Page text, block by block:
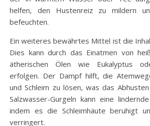
helfen, den Hustenreiz zu mildern
befeuchten.
Ein weiteres bewährtes Mittel ist die
Dies kann durch das Einatmen von
ätherischen Ölen wie Eukalyptus
erfolgen. Der Dampf hilft, die
und Schleim zu lösen, was das
Salzwasser-Gurgeln kann eine
indem es die Schleimhäute beruhigt
verringert.